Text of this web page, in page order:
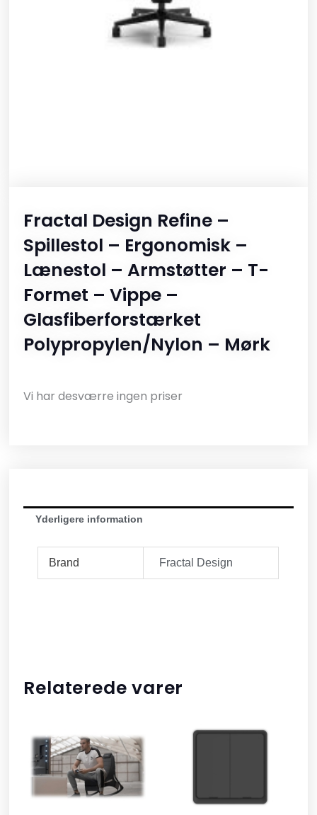
Fractal Design Refine –
Spillestol – Ergonomisk –
Lænestol – Armstøtter – T-
Formet – Vippe –
Glasfiberforstærket
Polypropylen/nylon – Mørk
Vi har desværre ingen priser
Yderligere information
Brand Fractal Design
Relaterede varer